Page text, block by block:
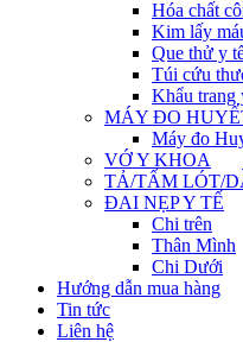
Hóa chất
Kim lấy
Que thử y
Túi cứu
Khẩu trang
MÁY ĐO
Máy đo
VỚ Y KHOA
TẢ/TẤM LÓT/
ĐAI NẸP Y TẾ
Chi trên
Thân Mình
Chi Dưới
Hướng dẫn mua hàng
Tin tức
Liên hệ